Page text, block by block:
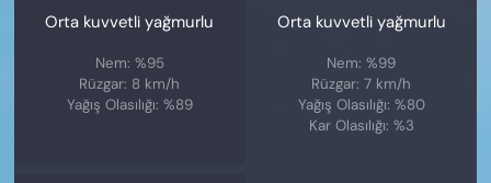
Orta kuvvetli yağmurlu
Nem: %95
Rüzgar: 8 km/h
Yağış Olasılığı: %89
Orta kuvvetli yağmurlu
Nem: %99
Rüzgar: 7 km/h
Yağış Olasılığı: %80
Kar Olasılığı: %3